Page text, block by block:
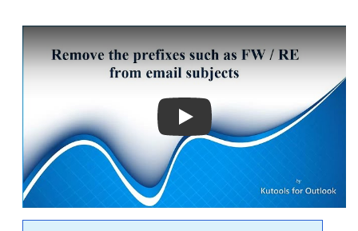
Play